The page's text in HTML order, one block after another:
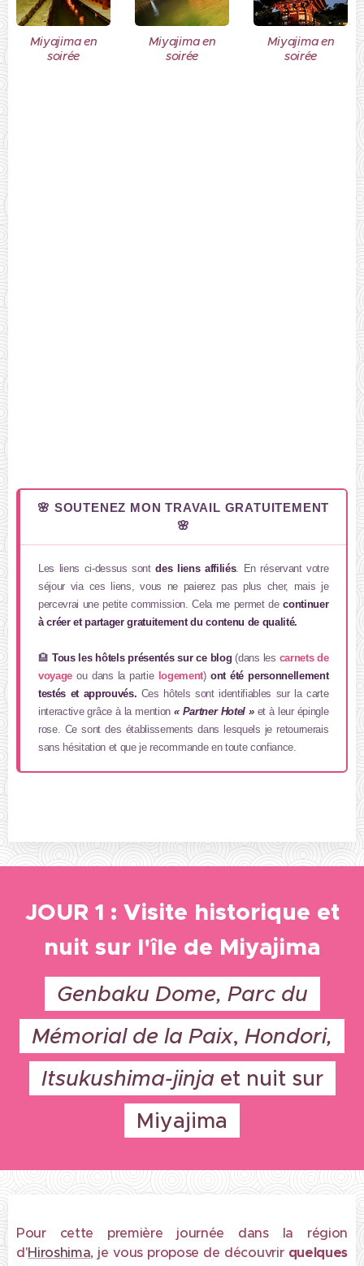
Miyajima en
soirée
Miyajima en
soirée
Miyajima en
soirée
🌸 SOUTENEZ MON TRAVAIL GRATUITEMENT
🌸
Les liens ci-dessus sontdes liens affiliés. En réservant votre
séjour via ces liens, vous ne paierez pas plus cher, mais je
percevrai une petite commission. Cela me permet decontinuer
à créer et partager gratuitement du contenu de qualité.
🏨 Tous les hôtels présentés sur ce blog (dans les carnets de
voyage ou dans la partie logement) ont été personnellement
testés et approuvés. Ces hôtels sont identifiables sur la carte
interactive grâce à la mention « Partner Hotel »et à leur épingle
rose. Ce sont des établissements dans lesquels je retournerais
sans hésitation et que je recommande en toute confiance.
JOUR 1 : Visite historique et
nuit sur l'île de Miyajima
Genbaku Dome, Parc du
Mémorial de la Paix, Hondori,
Itsukushima-jinjaet nuit sur
Miyajima
Pour cette première journée dans la région
d'Hiroshima, je vous propose de découvrir quelques